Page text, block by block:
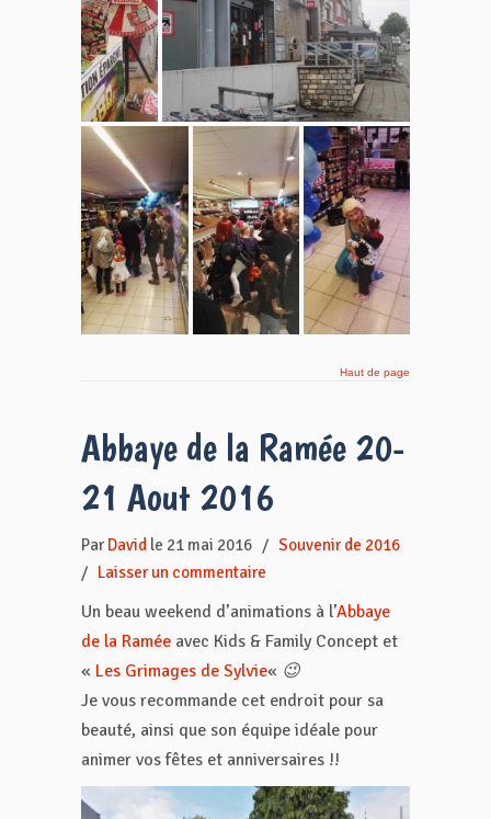
Haut de page
Abbaye de la Ramée 20-
21 Aout 2016
Par David le 21 mai 2016 / Souvenir de 2016
/ Laisser un commentaire
Un beau weekend d’animations à l’Abbaye
de la Ramée avec Kids & Family Concept et
« Les Grimages de Sylvie« 😉
Je vous recommande cet endroit pour sa
beauté, ainsi que son équipe idéale pour
animer vos fêtes et anniversaires !!